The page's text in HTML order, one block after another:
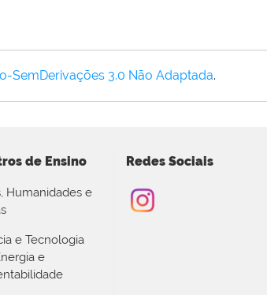
SemDerivações 3.0 Não Adaptada.
de Ensino
Humanidades e
e Tecnologia
e
Redes Sociais